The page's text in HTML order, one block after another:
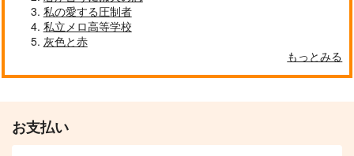
好きとおかえり
クールぶり男子と激重男子 1 恋のふりして君を呼ぶ
私の愛する圧制者
私立メロ高等学校
灰色と赤
もっとみる
お支払い